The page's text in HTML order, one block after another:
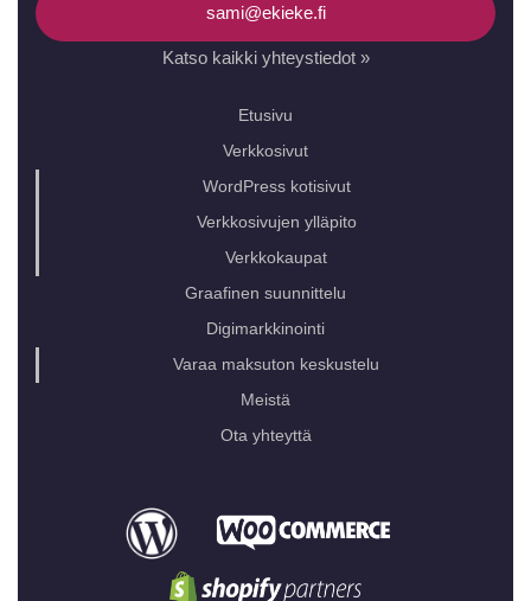
sami@ekieke.fi
Katso kaikki yhteystiedot »
Etusivu
Verkkosivut
WordPress kotisivut
Verkkosivujen ylläpito
Verkkokaupat
Graafinen suunnittelu
Digimarkkinointi
Varaa maksuton keskustelu
Meistä
Ota yhteyttä